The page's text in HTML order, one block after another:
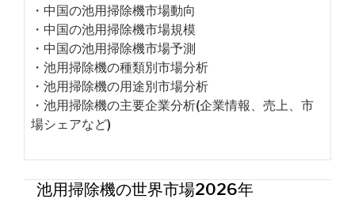
・中国の池用掃除機市場動向
・中国の池用掃除機市場規模
・中国の池用掃除機市場予測
・池用掃除機の種類別市場分析
・池用掃除機の用途別市場分析
・池用掃除機の主要企業分析(企業情報、売上、市
場シェアなど)
池用掃除機の世界市場2026年